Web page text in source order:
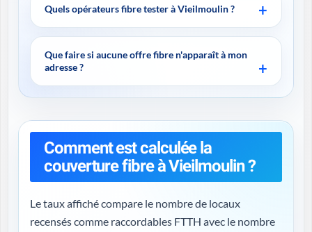
Quels opérateurs fibre tester à Vieilmoulin ?
Que faire si aucune offre fibre n'apparaît à mon
adresse ?
Comment est calculée la
couverture fibre à Vieilmoulin ?
Le taux affiché compare le nombre de locaux
recensés comme raccordables FTTH avec le nombre